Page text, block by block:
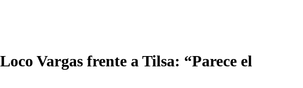
Vargas frente a Tilsa: “Parece el